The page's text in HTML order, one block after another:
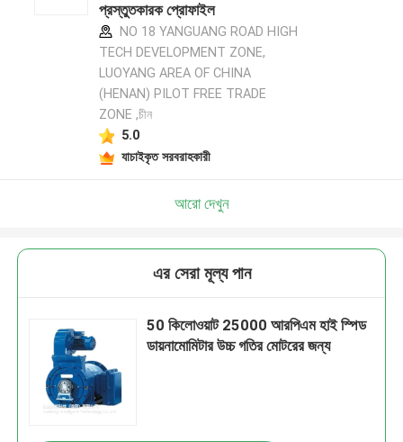
প্রস্তুতকারক প্রোফাইল
NO 18 YANGUANG ROAD HIGH
TECH DEVELOPMENT ZONE,
LUOYANG AREA OF CHINA
(HENAN) PILOT FREE TRADE
ZONE ,চীন
5.0
যাচাইকৃত সরবরাহকারী
আরো দেখুন
এর সেরা মূল্য পান
50 কিলোওয়াট 25000 আরপিএম হাই স্পিড
ডায়নামোমিটার উচ্চ গতির মোটরের জন্য